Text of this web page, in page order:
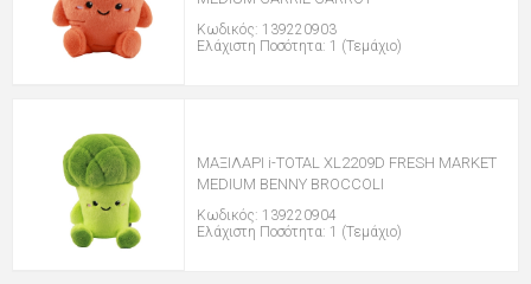
Κωδικός: 139220903
Ελάχιστη Ποσότητα: 1 (Τεμάχιο)
ΜΑΞΙΛΑΡΙ i-TOTAL XL2209D FRESH MARKET
MEDIUM BENNY BROCCOLI
Κωδικός: 139220904
Ελάχιστη Ποσότητα: 1 (Τεμάχιο)